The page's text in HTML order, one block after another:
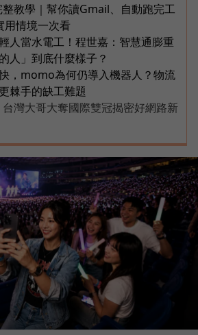
教學｜幫你讀Gmail、自動跑完工
用情境一次看
人當水電工！程世嘉：智慧通膨重
人」到底什麼樣子？
，momo為何仍導入機器人？物流
棘手的缺工難題
灣大哥大奪國際雙冠揭密好網路新